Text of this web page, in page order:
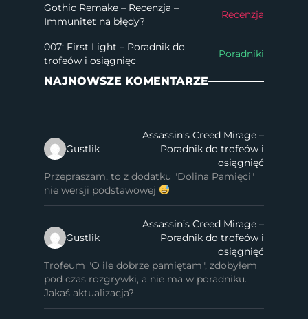
Gothic Remake – Recenzja –
Immunitet na błędy?
Recenzja
007: First Light – Poradnik do
trofeów i osiągnięc
Poradniki
NAJNOWSZE KOMENTARZE
Gustlik
Assassin’s Creed Mirage –
Poradnik do trofeów i
osiągnięć
Przepraszam, to z dodatku "Dolina Pamięci"
nie wersji podstawowej
Gustlik
Assassin’s Creed Mirage –
Poradnik do trofeów i
osiągnięć
Trofeum "O ile dobrze pamiętam", zdobyłem
pod czas rozgrywki, a nie ma w poradniku.
Jakaś aktualizacja?